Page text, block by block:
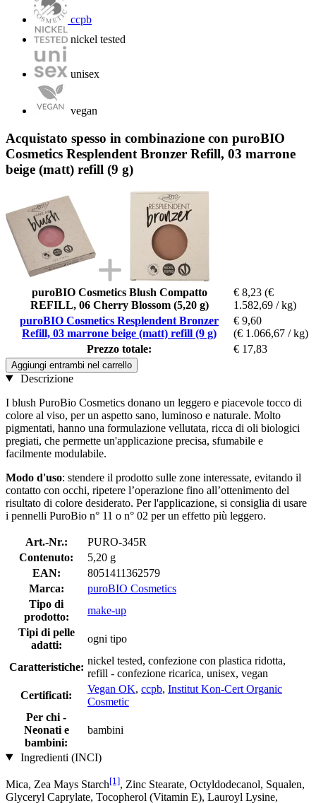
ccpb
nickel tested
unisex
vegan
Acquistato spesso in combinazione con puroBIO
Cosmetics Resplendent Bronzer Refill, 03 marrone
beige (matt) refill (9 g)
puroBIO Cosmetics Blush Compatto
REFILL, 06 Cherry Blossom (5,20 g)
€ 8,23 (€
1.582,69 / kg)
puroBIO Cosmetics Resplendent Bronzer
Refill, 03 marrone beige (matt) refill (9 g)
€ 9,60
(€ 1.066,67 / kg)
Prezzo totale:
€ 17,83
Aggiungi entrambi nel carrello
Descrizione
I blush PuroBio Cosmetics donano un leggero e piacevole tocco di
colore al viso, per un aspetto sano, luminoso e naturale. Molto
pigmentati, hanno una formulazione vellutata, ricca di oli biologici
pregiati, che permette un'applicazione precisa, sfumabile e
facilmente modulabile.
Modo d'uso: stendere il prodotto sulle zone interessate, evitando il
contatto con occhi, ripetere l’operazione fino all’ottenimento del
risultato di colore desiderato. Per l'applicazione, si consiglia di usare
i pennelli PuroBio n° 11 o n° 02 per un effetto più leggero.
Art.-Nr.:
PURO-345R
Contenuto:
5,20 g
EAN:
8051411362579
Marca:
puroBIO Cosmetics
Tipo di
prodotto:
make-up
Tipi di pelle
adatti:
ogni tipo
Caratteristiche:
nickel tested, confezione con plastica ridotta,
refill - confezione ricarica, unisex, vegan
Certificati:
Vegan OK, ccpb, Institut Kon-Cert Organic
Cosmetic
Per chi -
Neonati e
bambini:
bambini
Ingredienti (INCI)
Mica, Zea Mays Starch[1], Zinc Stearate, Octyldodecanol, Squalen,
Glyceryl Caprylate, Tocopherol (Vitamin E), Lauroyl Lysine,